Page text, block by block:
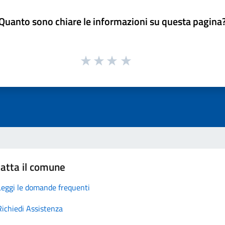
sono chiare le informazioni su questa
il comune
le domande frequenti
Assistenza